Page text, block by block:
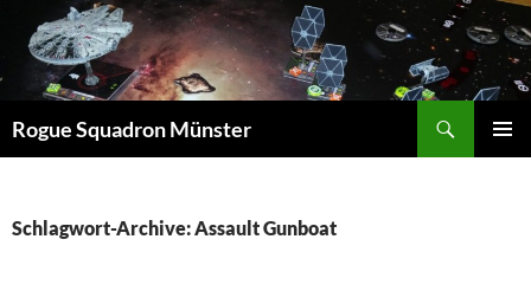
Rogue Squadron Münster
Schlagwort-Archive: Assault Gunboat